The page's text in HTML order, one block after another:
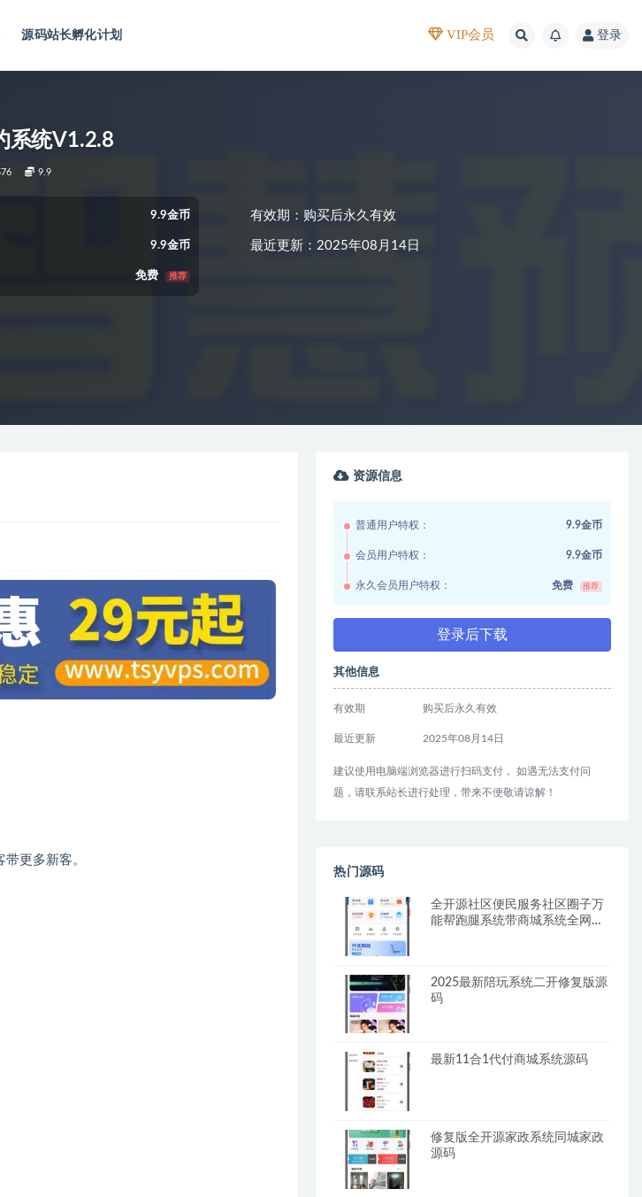
源码站长孵化计划 VIP会员 登录
系统V1.2.8
9.9
9.9金币
9.9金币
免费 推荐
有效期：购买后永久有效
最近更新：2025年08月14日
更多新客。
资源信息
普通用户特权： 9.9金币
会员用户特权： 9.9金币
永久会员用户特权： 免费 推荐
登录后下载
其他信息
有效期 购买后永久有效
最近更新 2025年08月14日
建议使用电脑端浏览器进行扫码支付， 如遇无法支付问
题，请联系站长进行处理，带来不便敬请谅解！
热门源码
全开源社区便民服务社区圈子万
能帮跑腿系统带商城系统全网首
2025最新陪玩系统二开修复版源
码
最新11合1代付商城系统源码
修复版全开源家政系统同城家政
源码